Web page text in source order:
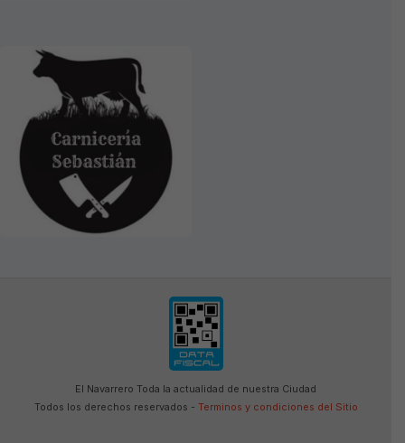
El Navarrero Toda la actualidad de nuestra Ciudad
Todos los derechos reservados - Terminos y condiciones del Sitio